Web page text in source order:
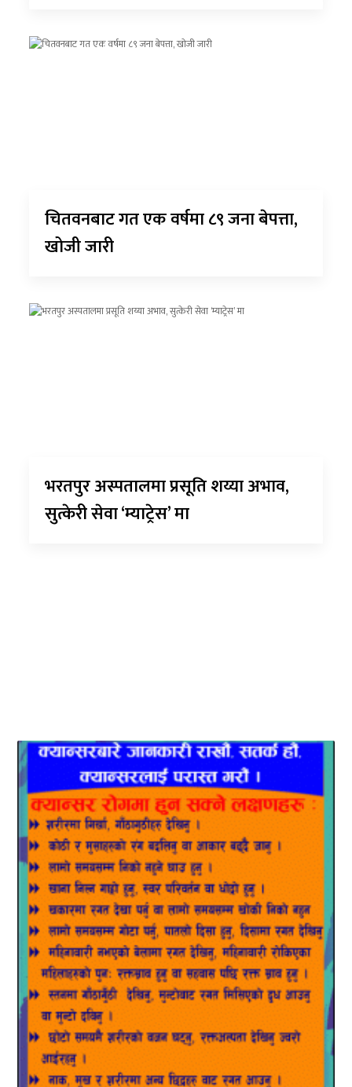
चितवनबाट गत एक वर्षमा ८९ जना बेपत्ता,
खोजी जारी
भरतपुर अस्पतालमा प्रसूति शय्या अभाव,
सुत्केरी सेवा ‘म्याट्रेस’ मा